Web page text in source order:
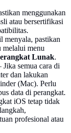
menggunakan
atau bersertifikasi
menyala, pastikan
melalui menu
Lunak.
semua cara di
dan lakukan
(Mac). Perlu
data di perangkat.
iOS tetap tidak
profesional atau